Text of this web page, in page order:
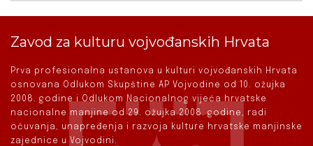
Zavod za kulturu vojvođanskih Hrvata
Prva profesionalna ustanova u kulturi vojvođanskih Hrvata
osnovana Odlukom Skupštine AP Vojvodine od 10. ožujka
2008. godine i Odlukom Nacionalnog vijeća hrvatske
nacionalne manjine od 29. ožujka 2008. godine, radi
očuvanja, unapređenja i razvoja kulture hrvatske manjinske
zajednice u Vojvodini.